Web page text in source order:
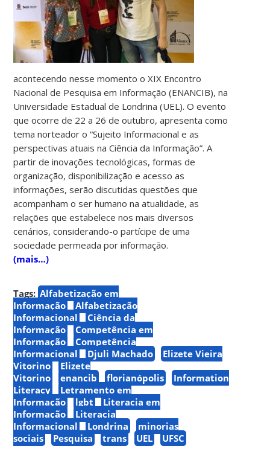
acontecendo nesse momento o XIX Encontro
Nacional de Pesquisa em Informação (ENANCIB), na
Universidade Estadual de Londrina (UEL). O evento
que ocorre de 22 a 26 de outubro, apresenta como
tema norteador o “Sujeito Informacional e as
perspectivas atuais na Ciência da Informação”. A
partir de inovações tecnológicas, formas de
organização, disponibilização e acesso as
informações, serão discutidas questões que
acompanham o ser humano na atualidade, as
relações que estabelece nos mais diversos
cenários, considerando-o partícipe de uma
sociedade permeada por informação.
(mais…)
Tags: Alfabetização em
Informação
Alfabetização
Informacional
Ciência da
Informação
Competência em
Informação
Competência
Informacional
Djuli Machado
Elizete Vieira
Vitorino
Elizete
Vitorino
enancib florianópolis
Information
Literacy
Letramento em
Informação
lgbt
Literacia em
Informação
Literacia
Informacional
Londrina
minorias
sociais
Pesquisa trans UEL UFSC